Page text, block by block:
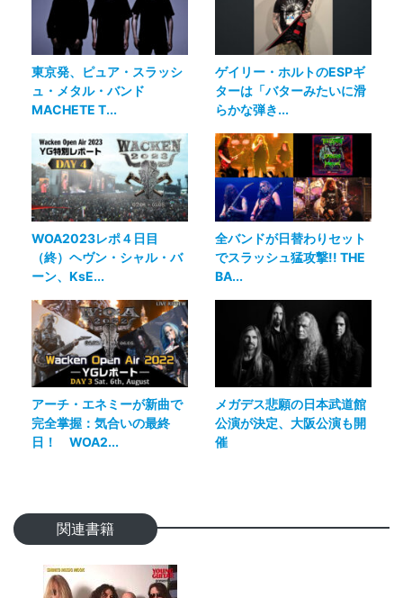
東京発、ピュア・スラッシ
ュ・メタル・バンド
MACHETE T...
ゲイリー・ホルトのESPギ
ターは「バターみたいに滑
らかな弾き...
WOA2023レポ４日目
（終）ヘヴン・シャル・バ
ーン、KsE...
全バンドが日替わりセット
でスラッシュ猛攻撃!! THE
BA...
アーチ・エネミーが新曲で
完全掌握：気合いの最終
日！ WOA2...
メガデス悲願の日本武道館
公演が決定、大阪公演も開
催
関連書籍